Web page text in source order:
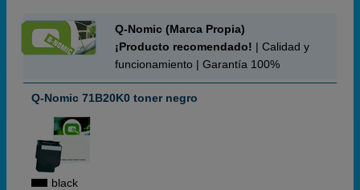
Q-Nomic (Marca Propia)
¡Producto recomendado! | Calidad y
funcionamiento | Garantía 100%
Q-Nomic 71B20K0 toner negro
black